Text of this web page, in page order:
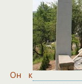
Он к